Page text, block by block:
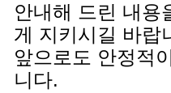
안내해 드린 내용
게 지키시길 바랍
앞으로도 안정적
니다.